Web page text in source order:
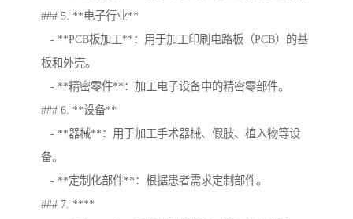
### 5. **电子行业**
- **PCB板加工**：用于加工印刷电路板（PCB）的基
板和外壳。
- **精密零件**：加工电子设备中的精密零部件。
### 6. **设备**
- **器械**：用于加工手术器械、假肢、植入物等设
备。
- **定制化部件**：根据患者需求定制部件。
### 7. ****